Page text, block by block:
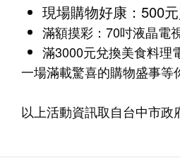
現場購物好康：500
滿額摸彩：70吋液晶電
滿3000元兌換美食料理
一場滿載驚喜的購物盛事等
以上活動資訊取自台中市政